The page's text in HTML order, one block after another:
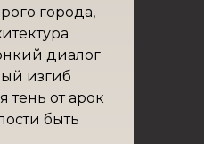
города,
диалог
изгиб
тень от арок
быть